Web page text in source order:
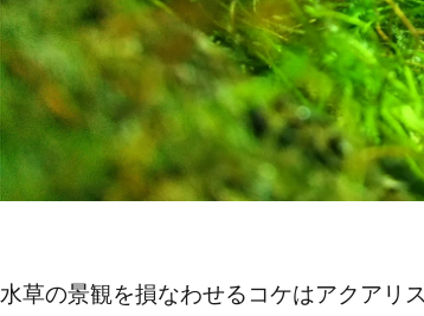
水草の景観を損なわせるコケはアクアリ